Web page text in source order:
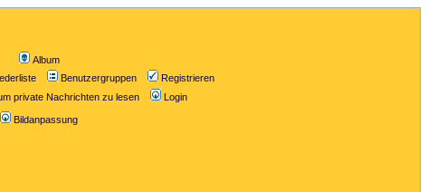
Album
Benutzergruppen
Registrieren
private Nachrichten zu lesen Login
Bildanpassung